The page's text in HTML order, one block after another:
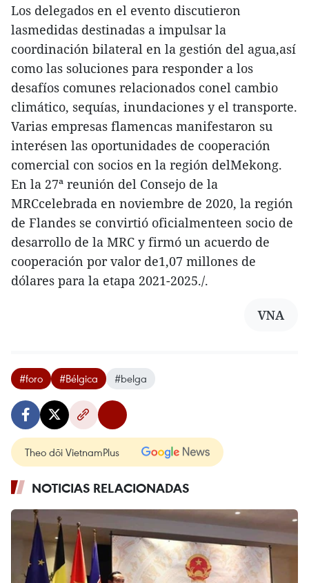
Los delegados en el evento discutieron
lasmedidas destinadas a impulsar la
coordinación bilateral en la gestión del agua,así
como las soluciones para responder a los
desafíos comunes relacionados conel cambio
climático, sequías, inundaciones y el transporte.
Varias empresas flamencas manifestaron su
interésen las oportunidades de cooperación
comercial con socios en la región delMekong.
En la 27ª reunión del Consejo de la
MRCcelebrada en noviembre de 2020, la región
de Flandes se convirtió oficialmenteen socio de
desarrollo de la MRC y firmó un acuerdo de
cooperación por valor de1,07 millones de
dólares para la etapa 2021-2025./.
VNA
#foro #Bélgica #belga
Theo dõi VietnamPlus
NOTICIAS RELACIONADAS